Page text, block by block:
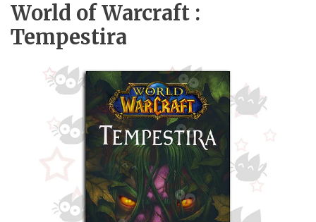
World of Warcraft :
Tempestira